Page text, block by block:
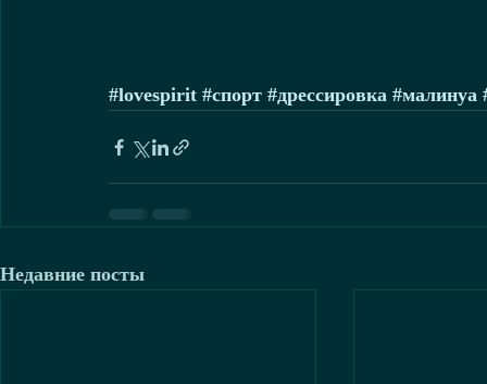
#lovespirit #спорт #дрессировка #малинуа
Недавние посты